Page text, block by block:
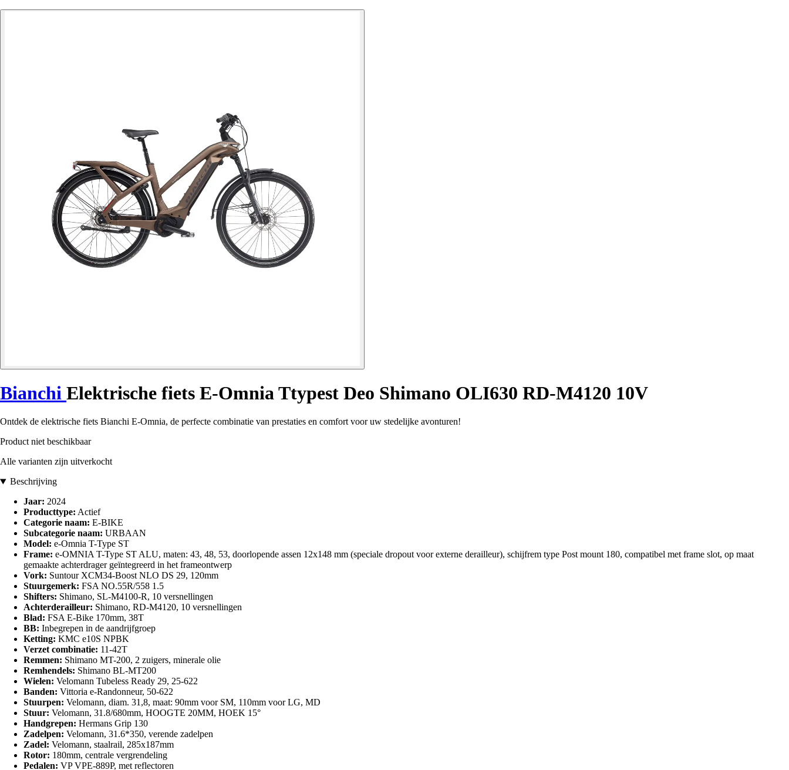
Bianchi Elektrische fiets E-Omnia Ttypest Deo Shimano OLI630 RD-M4120 10V
Ontdek de elektrische fiets Bianchi E-Omnia, de perfecte combinatie van prestaties en comfort voor uw stedelijke avonturen!
Product niet beschikbaar
Alle varianten zijn uitverkocht
Beschrijving
Jaar: 2024
Producttype: Actief
Categorie naam: E-BIKE
Subcategorie naam: URBAAN
Model: e-Omnia T-Type ST
Frame: e-OMNIA T-Type ST ALU, maten: 43, 48, 53, doorlopende assen 12x148 mm (speciale dropout voor externe derailleur), schijfrem type Post mount 180, compatibel met frame slot, op maat
gemaakte achterdrager geïntegreerd in het frameontwerp
Vork: Suntour XCM34-Boost NLO DS 29, 120mm
Stuurgemerk: FSA NO.55R/558 1.5
Shifters: Shimano, SL-M4100-R, 10 versnellingen
Achterderailleur: Shimano, RD-M4120, 10 versnellingen
Blad: FSA E-Bike 170mm, 38T
BB: Inbegrepen in de aandrijfgroep
Ketting: KMC e10S NPBK
Verzet combinatie: 11-42T
Remmen: Shimano MT-200, 2 zuigers, minerale olie
Remhendels: Shimano BL-MT200
Wielen: Velomann Tubeless Ready 29, 25-622
Banden: Vittoria e-Randonneur, 50-622
Stuurpen: Velomann, diam. 31,8, maat: 90mm voor SM, 110mm voor LG, MD
Stuur: Velomann, 31.8/680mm, HOOGTE 20MM, HOEK 15°
Handgrepen: Hermans Grip 130
Zadelpen: Velomann, 31.6*350, verende zadelpen
Zadel: Velomann, staalrail, 285x187mm
Rotor: 180mm, centrale vergrendeling
Pedalen: VP VPE-889P, met reflectoren